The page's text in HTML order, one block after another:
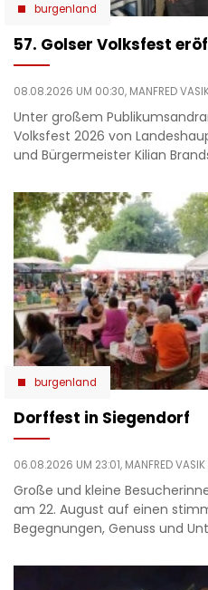
burgenland
57. Golser Volksfest
08.08.2026 UM 00:30, MANFRED
Unter großem
Volksfest 2026 von
und Bürgermeister Kilian
burgenland
Dorffest in Siegendorf
06.08.2026 UM 23:01, MANFRED VASIK
Große und kleine
am 22. August auf einen
Begegnungen, Genuss und